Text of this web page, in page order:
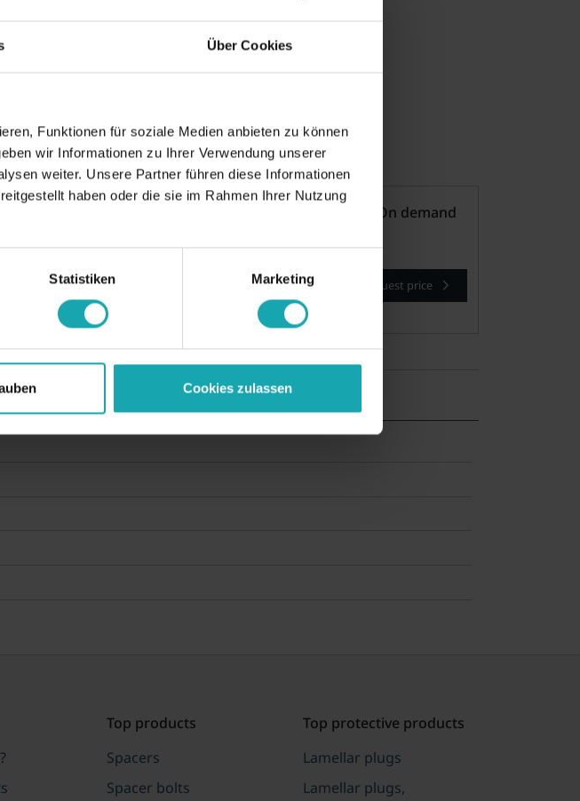
Über Cookies
Funktionen für soziale Medien anbieten zu können
wir Informationen zu Ihrer Verwendung unserer
weiter. Unsere Partner führen diese Informationen
haben oder die sie im Rahmen Ihrer Nutzung
Statistiken Marketing
Cookies zulassen
3.5 % discount! (The discount will be applied automatically)
On demand
Request samples Request price
Top products
Spacers
Spacer bolts
Top protective products
Lamellar plugs
Lamellar plugs,